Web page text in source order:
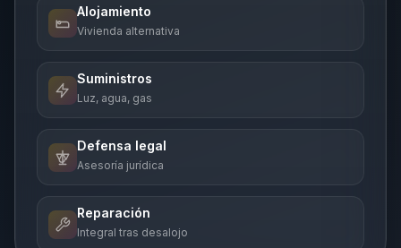
Alojamiento
Vivienda alternativa
Suministros
Luz, agua, gas
Defensa legal
Asesoría jurídica
Reparación
Integral tras desalojo